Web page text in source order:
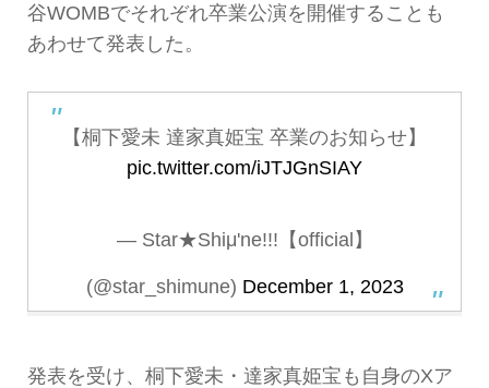
谷WOMBでそれぞれ卒業公演を開催することも
あわせて発表した。
【桐下愛未 達家真姫宝 卒業のお知らせ】
pic.twitter.com/iJTJGnSIAY
— Star★Shiμ'ne!!!【official】
(@star_shimune) December 1, 2023
発表を受け、桐下愛未・達家真姫宝も自身のXア